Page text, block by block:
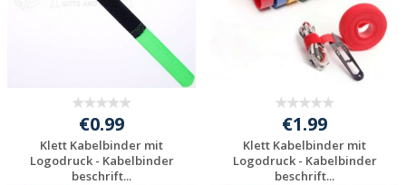
€0.99
Klett Kabelbinder mit
Logodruck - Kabelbinder
beschrift...
€1.99
Klett Kabelbinder mit
Logodruck - Kabelbinder
beschrift...